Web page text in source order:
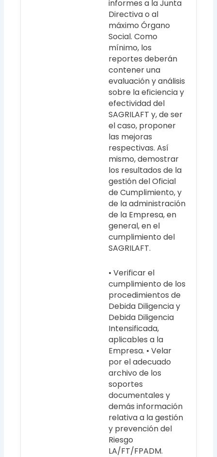
informes a la Junta
Directiva o al
máximo Órgano
Social. Como
mínimo, los
reportes deberán
contener una
evaluación y análisis
sobre la eficiencia y
efectividad del
SAGRILAFT y, de ser
el caso, proponer
las mejoras
respectivas. Así
mismo, demostrar
los resultados de la
gestión del Oficial
de Cumplimiento, y
de la administración
de la Empresa, en
general, en el
cumplimiento del
SAGRILAFT.
• Verificar el
cumplimiento de los
procedimientos de
Debida Diligencia y
Debida Diligencia
Intensificada,
aplicables a la
Empresa. • Velar
por el adecuado
archivo de los
soportes
documentales y
demás información
relativa a la gestión
y prevención del
Riesgo
LA/FT/FPADM.